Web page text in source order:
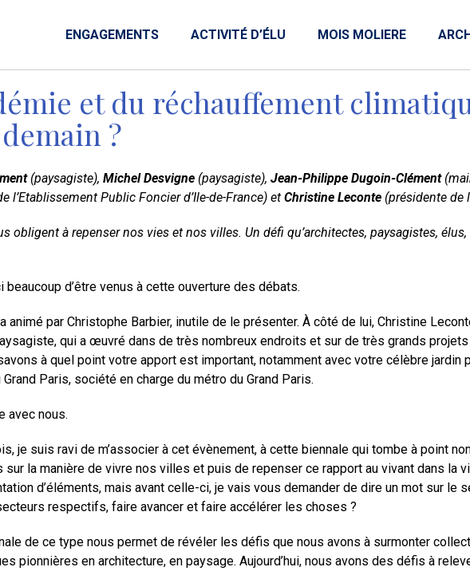
ENGAGEMENTS ACTIVITÉ D’ÉLU MOIS MOLIERE
et du réchauffement
?
(paysagiste), Michel Desvigne (paysagiste), Jean-Philippe Dugoin-Clément
l’Etablissement Public Foncier d’Ile-de-France) et Christine Leconte (présidente de
obligent à repenser nos vies et nos villes. Un défi qu’architectes, paysagistes,
beaucoup d’être venus à cette ouverture des débats.
par Christophe Barbier, inutile de le présenter. À côté de lui, Christine
qui a œuvré dans de très nombreux endroits et sur de très grands projets
à quel point votre apport est important, notamment avec votre célèbre jardin
Paris, société en charge du métro du Grand Paris.
avec nous.
je suis ravi de m’associer à cet évènement, à cette biennale qui tombe à point
sur la manière de vivre nos villes et puis de repenser ce rapport au vivant dans la
d’éléments, mais avant celle-ci, je vais vous demander de dire un mot sur le
respectifs, faire avancer et faire accélérer les choses ?
de ce type nous permet de révéler les défis que nous avons à surmonter
pionnières en architecture, en paysage. Aujourd’hui, nous avons des défis à